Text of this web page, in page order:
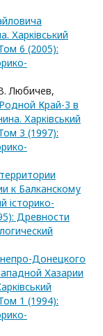
Харківський
6 (2005):
Любичев,
Край-3 в
Харківський
3 (1997):
к Балканскому
історико-
Древности
Донецкого
Хазарии
1 (1994):